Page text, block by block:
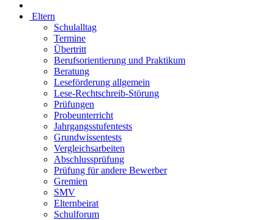
Eltern
Schulalltag
Termine
Übertritt
Berufsorientierung und Praktikum
Beratung
Leseförderung allgemein
Lese-Rechtschreib-Störung
Prüfungen
Probeunterricht
Jahrgangsstufentests
Grundwissentests
Vergleichsarbeiten
Abschlussprüfung
Prüfung für andere Bewerber
Gremien
SMV
Elternbeirat
Schulforum